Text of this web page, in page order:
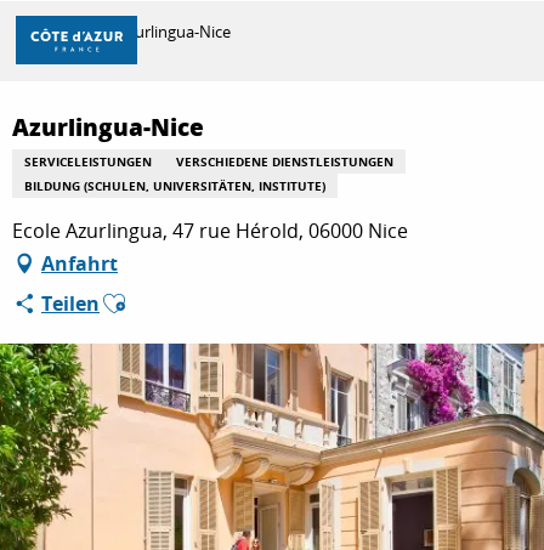
Aller
contenu
ENTDECKEN
ZU TUN
AUFENTHALT
Startseite Azurlingua-Nice
Azurlingua-Nice
SERVICELEISTUNGEN
VERSCHIEDENE DIENSTLEISTUNGEN
BILDUNG (SCHULEN, UNIVERSITÄTEN, INSTITUTE)
Ecole Azurlingua, 47 rue Hérold, 06000 Nice
Anfahrt
TeilenAjouter aux favoris